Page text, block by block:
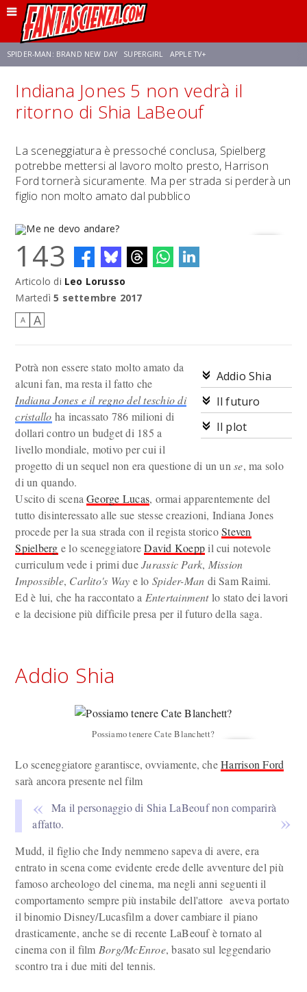
SPIDER-MAN: BRAND NEW DAY SUPERGIRL APPLE TV+
FRANCO RICCIARDIELLO ZENDAYA STAR TREK AVENGERS: DOOMSDAY
Indiana Jones 5 non vedrà il
ritorno di Shia LaBeouf
La sceneggiatura è pressoché conclusa, Spielberg
potrebbe mettersi al lavoro molto presto, Harrison
Ford tornerà sicuramente. Ma per strada si perderà un
figlio non molto amato dal pubblico
Me ne devo andare?
143
Articolo di Leo Lorusso
Martedì 5 settembre 2017
A A
Addio Shia
Il futuro
Il plot
Potrà non essere stato molto amato da
alcuni fan, ma resta il fatto che
Indiana Jones e il regno del teschio di
cristallo ha incassato 786 milioni di
dollari contro un budget di 185 a
livello mondiale, motivo per cui il
progetto di un sequel non era questione di un unse, ma solo
di un quando.
Uscito di scenaGeorge Lucas, ormai apparentemente del
tutto disinteressato alle sue stesse creazioni, Indiana Jones
procede per la sua strada con il regista storicoSteven
Spielberg e lo sceneggiatoreDavid Koeppil cui notevole
curriculum vede i primi dueJurassic Park, Mission
Impossible, Carlito's Way e lo Spider-Man di Sam Raimi.
Ed è lui, che ha raccontato a Entertainmentlo stato dei lavori
e la decisione più difficile presa per il futuro della saga.
Addio Shia
Possiamo tenere Cate Blanchett?
Lo sceneggiatore garantisce, ovviamente, cheHarrison Ford
sarà ancora presente nel film
Ma il personaggio di Shia LaBeouf non comparirà
affatto.
Mudd, il figlio che Indy nemmeno sapeva di avere, era
entrato in scena come evidente erede delle avventure del più
famoso archeologo del cinema, ma negli anni seguenti il
comportamento sempre più instabile dell'attore aveva portato
il binomio Disney/Lucasfilm a dover cambiare il piano
drasticamente, anche se di recente LaBeouf è tornato al
cinema con il film Borg/McEnroe, basato sul leggendario
scontro tra i due miti del tennis.